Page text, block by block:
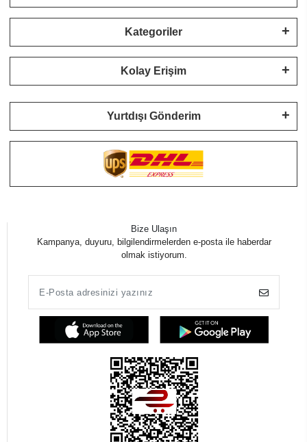
Kategoriler
Kolay Erişim
Yurtdışı Gönderim
Bize Ulaşın
Kampanya, duyuru, bilgilendirmelerden e-posta ile haberdar
olmak istiyorum.